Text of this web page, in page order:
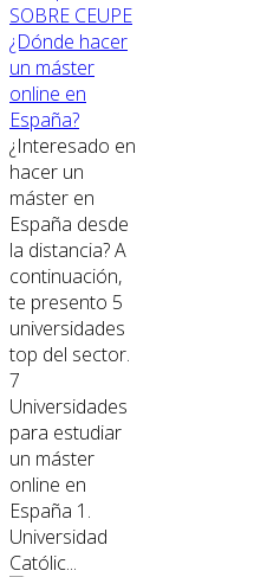
SOBRE CEUPE
¿Dónde hacer
un máster
online en
España?
¿Interesado en
hacer un
máster en
España desde
la distancia? A
continuación,
te presento 5
universidades
top del sector.
7
Universidades
para estudiar
un máster
online en
España 1.
Universidad
Católic...